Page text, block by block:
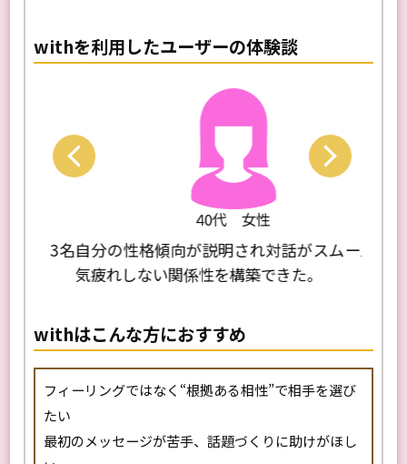
withを利用したユーザーの体験談
40代 女性
自分の性格傾向が説明され対話がスムーズ。
気疲れしない関係性を構築できた。
withはこんな方におすすめ
フィーリングではなく“根拠ある相性”で相手を選び
たい
最初のメッセージが苦手、話題づくりに助けがほし